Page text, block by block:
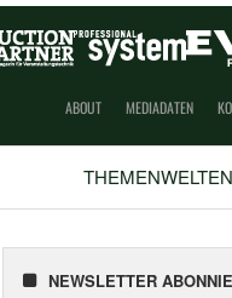
ABOUT MEDIADATEN
THEMENWELTEN
NEWSLETTER